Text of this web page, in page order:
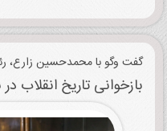
گفت وگو با محمدحسین زارع،
بازخوانی تاریخ انقلاب در بیش از 20